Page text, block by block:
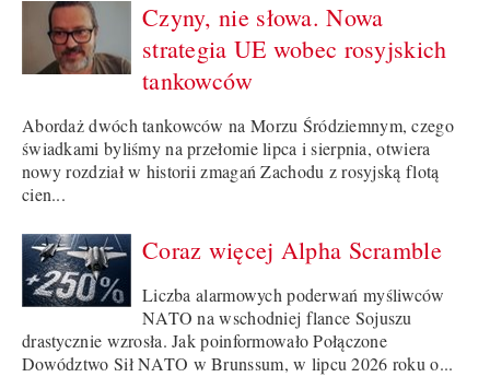
Czyny, nie słowa. Nowa
strategia UE wobec rosyjskich
tankowców
Abordaż dwóch tankowców na Morzu Śródziemnym, czego
świadkami byliśmy na przełomie lipca i sierpnia, otwiera
nowy rozdział w historii zmagań Zachodu z rosyjską flotą
cien...
Coraz więcej Alpha Scramble
Liczba alarmowych poderwań myśliwców
NATO na wschodniej flance Sojuszu
drastycznie wzrosła. Jak poinformowało Połączone
Dowództwo Sił NATO w Brunssum, w lipcu 2026 roku o...